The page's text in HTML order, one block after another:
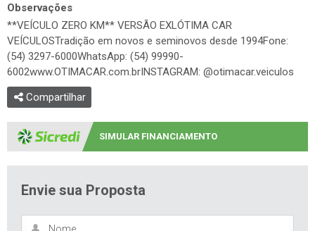
Observações
**VEÍCULO ZERO KM** VERSÃO EXLÓTIMA CAR
VEÍCULOSTradição em novos e seminovos desde 1994Fone:
(54) 3297-6000WhatsApp: (54) 99990-
6002www.OTIMACAR.com.brINSTAGRAM: @otimacar.veiculos
Compartilhar
SIMULAR FINANCIAMENTO
Envie sua Proposta